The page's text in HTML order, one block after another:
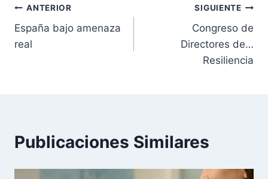
Navegación
de
ANTERIOR
España bajo amenaza
real
SIGUIENTE
Congreso de
Directores de…
Resiliencia
Publicaciones Similares